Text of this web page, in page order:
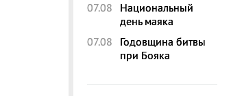
07.08
Национальный
день маяка
07.08
Годовщина битвы
при Бояка